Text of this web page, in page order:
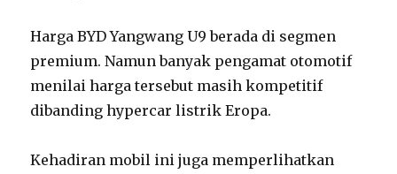
Harga BYD Yangwang U9 berada di segmen
premium. Namun banyak pengamat otomotif
menilai harga tersebut masih kompetitif
dibanding hypercar listrik Eropa.
Kehadiran mobil ini juga memperlihatkan